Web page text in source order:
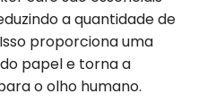
a quantidade de
proporciona uma
papel e torna a
o olho humano.